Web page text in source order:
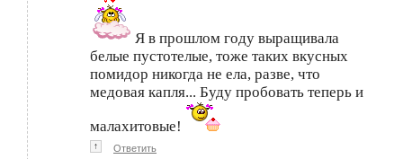
Я в прошлом году выращивала
белые пустотелые, тоже таких вкусных
помидор никогда не ела, разве, что
медовая капля... Буду пробовать теперь и
малахитовые!
↑ Ответить